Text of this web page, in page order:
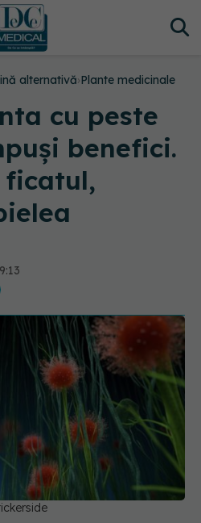
alternativă›Plante medicinale
cu peste
benefici.
ficatul,